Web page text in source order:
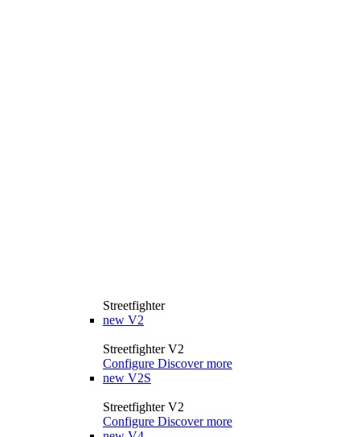
Streetfighter
new V2
Streetfighter V2
Configure Discover more
new V2S
Streetfighter V2
Configure Discover more